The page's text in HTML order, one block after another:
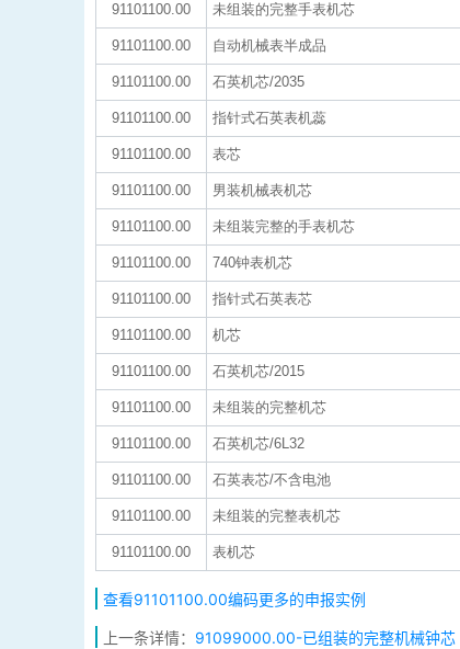
91101100.00 未组装的完整手表机芯
91101100.00 自动机械表半成品
91101100.00 石英机芯/2035
91101100.00 指针式石英表机蕊
91101100.00 表芯
91101100.00 男装机械表机芯
91101100.00 未组装完整的手表机芯
91101100.00 740钟表机芯
91101100.00 指针式石英表芯
91101100.00 机芯
91101100.00 石英机芯/2015
91101100.00 未组装的完整机芯
91101100.00 石英机芯/6L32
91101100.00 石英表芯/不含电池
91101100.00 未组装的完整表机芯
91101100.00 表机芯
查看91101100.00编码更多的申报实例
上一条详情： 91099000.00-已组装的完整机械钟芯